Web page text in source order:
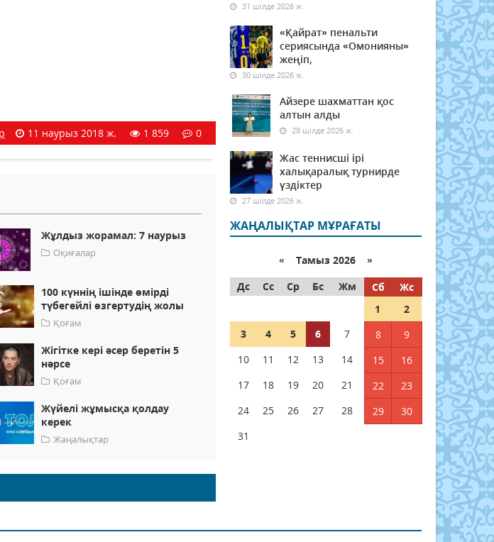
11 наурыз 2018 ж. 1 859 0
Жұлдыз жорамал: 7 наурыз
Оқиғалар
100 күннің ішінде өмірді
түбегейлі өзгертудің жолы
Қоғам
Жігітке кері әсер беретін 5
нәрсе
Қоғам
Жүйелі жұмысқа қолдау
керек
Жаңалықтар
31 шілде 2026 ж.
«Қайрат» пенальти
сериясында «Омонияны»
жеңіп,
30 шілде 2026 ж.
Айзере шахматтан қос
алтын алды
28 шілде 2026 ж.
Жас теннисші ірі
халықаралық турнирде
үздіктер
27 шілде 2026 ж.
ЖАҢАЛЫҚТАР МҰРАҒАТЫ
« Тамыз 2026 »
Дс
Сс Ср Бс Жм Сб
Жс
1
2
3
4 5 6 7 8
9
10
11 12 13 14 15
16
17
18 19 20 21 22
23
24
25 26 27 28 29
30
31